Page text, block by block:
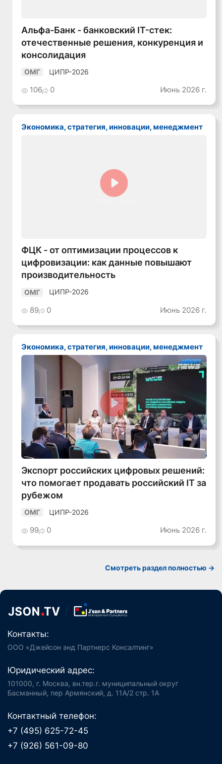
Альфа-Банк - банковский IT-стек:
отечественные решения, конкуренция и
консолидация
ОМГ ЦИПР-2026
106 0 Июнь 2026 г.
Экономика, стратегия, инновации, менеджмент
ФЦК - от оптимизации процессов к
цифровизации: как данные повышают
производительность
ОМГ ЦИПР-2026
89 0 Июнь 2026 г.
Экономика, стратегия, инновации, менеджмент
Смотреть видео
Экспорт российских цифровых решений:
что помогает продавать российский IT за
рубежом
ОМГ ЦИПР-2026
99 0 Июнь 2026 г.
Смотреть раздел полностью ->
Контакты:
ООО «Джейсон энд Партнерс Консалтинг»
Юридический адрес:
101000, г. Москва, вн.тер.г. муниципальный округ
Басманный, пер Армянский, д. 11А/2 стр. 1А
Контактный телефон:
+7 (495) 625-72-45
+7 (926) 561-09-80